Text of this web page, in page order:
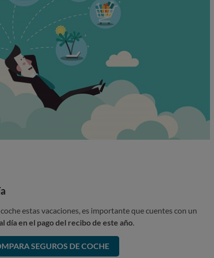
estas vacaciones, es importante que cuentes con un
día en el pago del recibo de este año.
SEGUROS DE COCHE